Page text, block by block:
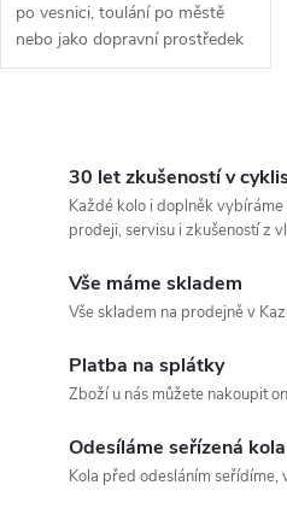
po vesnici, toulání po městě
nebo jako dopravní prostředek
do školy i zaměstnání. Všechny
30 let zkušeností v
Každé kolo i doplněk
prodeji, servisu i zkušeností z
Vše máme skladem
Vše skladem na prodejně v
Platba na splátky
Zboží u nás můžete nakoupit
Odesíláme seřízená kola
Kola před odesláním seřídíme,